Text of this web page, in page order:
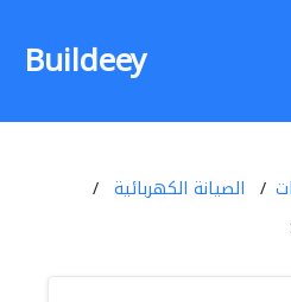
Buildeey
الصيانة الكهربائية